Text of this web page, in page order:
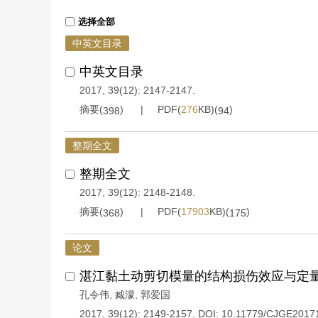
选择全部
中英文目录
中英文目录
2017, 39(12): 2147-2147.
摘要(398) PDF(276KB)(94)
整期全文
整期全文
2017, 39(12): 2148-2148.
摘要(368) PDF(17903KB)(175)
论文
湛江黏土动剪切模量的结构损伤效应与定
孔令伟 臧濛 郭爱国
2017, 39(12): 2149-2157.
DOI: 10.11779/